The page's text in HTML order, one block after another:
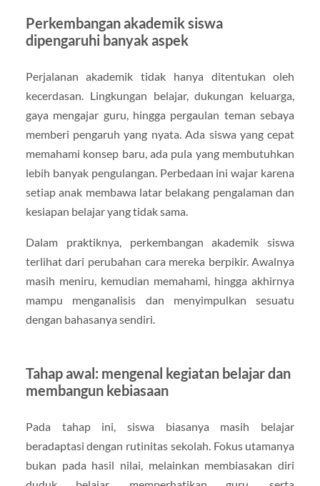
Perkembangan akademik siswa
dipengaruhi banyak aspek
Perjalanan akademik tidak hanya ditentukan oleh
kecerdasan. Lingkungan belajar, dukungan keluarga,
gaya mengajar guru, hingga pergaulan teman sebaya
memberi pengaruh yang nyata. Ada siswa yang cepat
memahami konsep baru, ada pula yang membutuhkan
lebih banyak pengulangan. Perbedaan ini wajar karena
setiap anak membawa latar belakang pengalaman dan
kesiapan belajar yang tidak sama.
Dalam praktiknya, perkembangan akademik siswa
terlihat dari perubahan cara mereka berpikir. Awalnya
masih meniru, kemudian memahami, hingga akhirnya
mampu menganalisis dan menyimpulkan sesuatu
dengan bahasanya sendiri.
Tahap awal: mengenal kegiatan belajar dan
membangun kebiasaan
Pada tahap ini, siswa biasanya masih belajar
beradaptasi dengan rutinitas sekolah. Fokus utamanya
bukan pada hasil nilai, melainkan membiasakan diri